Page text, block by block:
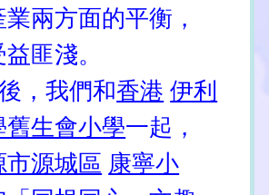
兩方面的平衡，
匪淺。
，我們和香港 伊利
生會小學一起，
市源城區 康寧小